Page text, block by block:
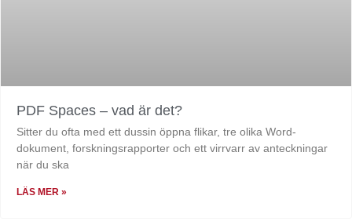
PDF Spaces – vad är det?
Sitter du ofta med ett dussin öppna flikar, tre olika Word-
dokument, forskningsrapporter och ett virrvarr av anteckningar
när du ska
LÄS MER »